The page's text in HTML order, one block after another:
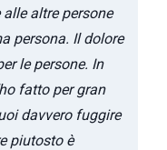
altre persone
persona. Il dolore
le persone. In
fatto per gran
davvero fuggire
piutosto è